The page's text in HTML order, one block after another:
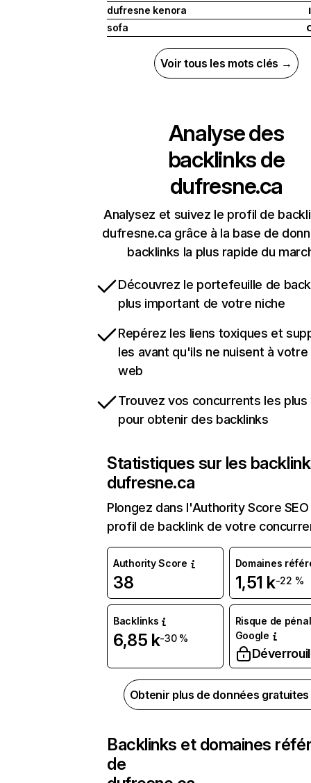
dufresne kenora I
sofa
Voir tous les mots clés →
Analyse des
backlinks de
dufresne.ca
Analysez et suivez le profil de
dufresne.ca grâce à la base de
backlinks la plus rapide du
Découvrez le portefeuille de
plus important de votre niche
Repérez les liens toxiques et
les avant qu'ils ne nuisent à
web
Trouvez vos concurrents les
pour obtenir des backlinks
Statistiques sur les
dufresne.ca
Plongez dans l'Authority Score
profil de backlink de votre
Authority Score
38
Domaines
1,51 k-22 %
Backlinks
6,85 k-30 %
Risque de
Google
Obtenir plus de données
Backlinks et domaines
de